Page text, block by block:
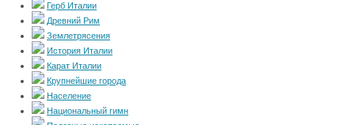
Герб Италии
Древний Рим
Землетрясения
История Италии
Карат Италии
Крупнейшие города
Население
Национальный гимн